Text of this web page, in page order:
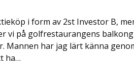
i form av 2st Investor B,
vi på golfrestaurangens
Mannen har jag lärt känna
ha…